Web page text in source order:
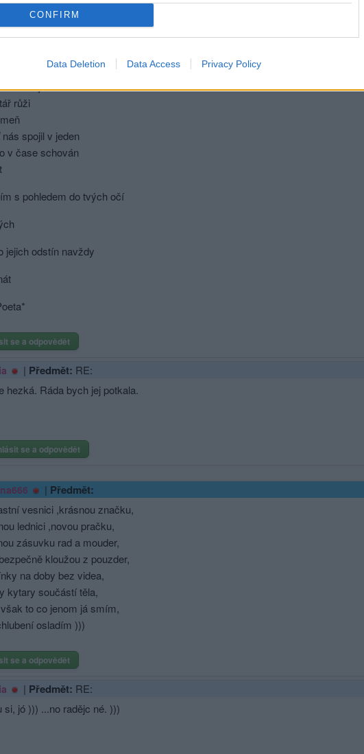
CONFIRM
Data Deletion Data Access Privacy Policy
ve snech toulavá
ti pramen vlasů z čela
líbat tvojí tvář
růži
spojil v jeden
v čase schován
s pohledem do tvých očí
jejich odstín navždy
se a odpovědět
| Předmět: RE:
hezká. Ráda bych jej potkala.
se a odpovědět
| Předmět:
vesnici ,krásnou značku,
lednici ,novou pračku,
zásuvku rad a mouder,
kloužou z pouzder,
na doby bez videa,
kytary součástí těla,
to co jenom já smím,
osladím )))
se a odpovědět
| Předmět: RE:
si, jó ))) ...no radějc né. )))